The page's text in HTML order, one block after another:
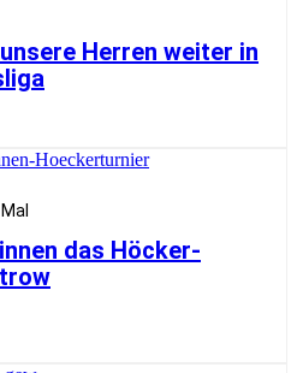
Herren weiter in
das Höcker-